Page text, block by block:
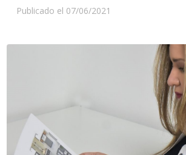
Publicado el 07/06/2021